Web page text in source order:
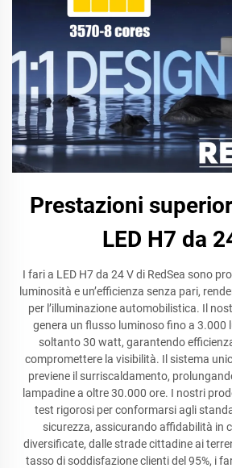
Prestazioni
LED H7 da
I fari a LED H7 da 24 V di RedSea sono
luminosità e un’efficienza senza pari,
per l’illuminazione automobilistica. Il
genera un flusso luminoso fino a 3.000
soltanto 30 watt, garantendo
compromettere la visibilità. Il sistema
previene il surriscaldamento,
lampadine a oltre 30.000 ore. I nostri
test rigorosi per conformarsi agli
sicurezza, assicurando affidabilità in
diversificate, dalle strade cittadine ai
tasso di soddisfazione clienti del 95%, i